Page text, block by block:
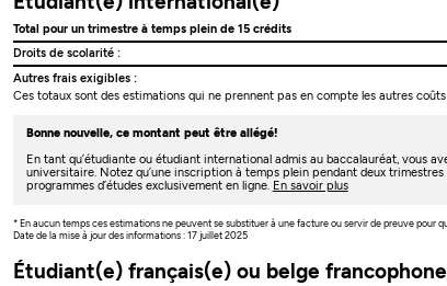
Total pour un trimestre à temps plein de 15 crédits
Droits de scolarité :
Autres frais exigibles :
Ces totaux sont des estimations qui ne prennent pas en compte les autres
Bonne nouvelle, ce montant peut être allégé!
En tant qu’étudiante ou étudiant international admis au baccalauréat, vous
universitaire. Notez qu’une inscription à temps plein pendant deux
programmes d’études exclusivement en ligne. En savoir plus
* En aucun temps ces estimations ne peuvent se substituer à une facture ou servir de preuve
Date de la mise à jour des informations : 17 juillet 2025
Étudiant(e) français(e) ou belge francophone